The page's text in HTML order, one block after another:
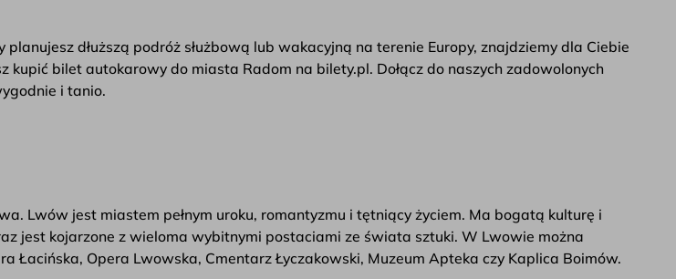
dłuższą podróż służbową lub wakacyjną na terenie Europy, znajdziemy dla Ciebie
bilet autokarowy do miasta Radom na bilety.pl. Dołącz do naszych zadowolonych
i tanio.
Lwów jest miastem pełnym uroku, romantyzmu i tętniący życiem. Ma bogatą kulturę i
jest kojarzone z wieloma wybitnymi postaciami ze świata sztuki. W Lwowie można
Łacińska, Opera Lwowska, Cmentarz Łyczakowski, Muzeum Apteka czy Kaplica Boimów.